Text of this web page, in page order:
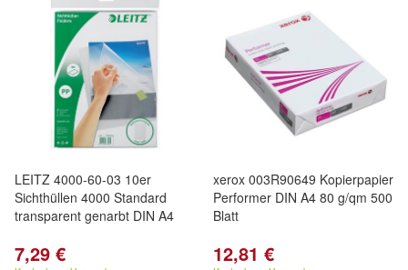
LEITZ 4000-60-03 10er
Sichthüllen 4000 Standard
transparent genarbt DIN A4
7,29 €
xerox 003R90649 Kopierpapier
Performer DIN A4 80 g/qm 500
Blatt
12,81 €